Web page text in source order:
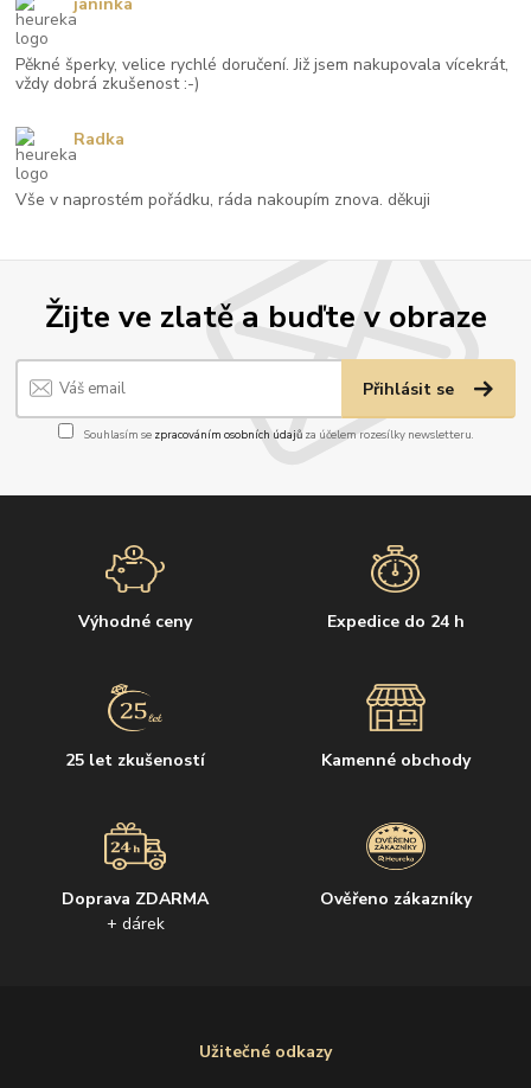
Žijte ve zlatě a buďte v obraze
Přihlásit se
Souhlasím se zpracováním osobních údajůza účelem rozesílky newsletteru.
Výhodné ceny Expedice do 24 h
25 let zkušeností Kamenné obchody
Doprava ZDARMA
+ dárek
Ověřeno zákazníky
Užitečné odkazy
Pěkné šperky, velice rychlé doručení. Již jsem nakupovala vícekrát,
vždy dobrá zkušenost :-)
Vše v naprostém pořádku, ráda nakoupím znova. děkuji
Radka